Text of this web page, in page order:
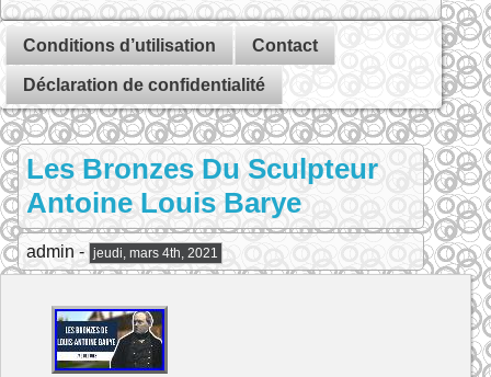
Conditions d’utilisation Contact
Déclaration de confidentialité
Les Bronzes Du Sculpteur
Antoine Louis Barye
admin - jeudi, mars 4th, 2021